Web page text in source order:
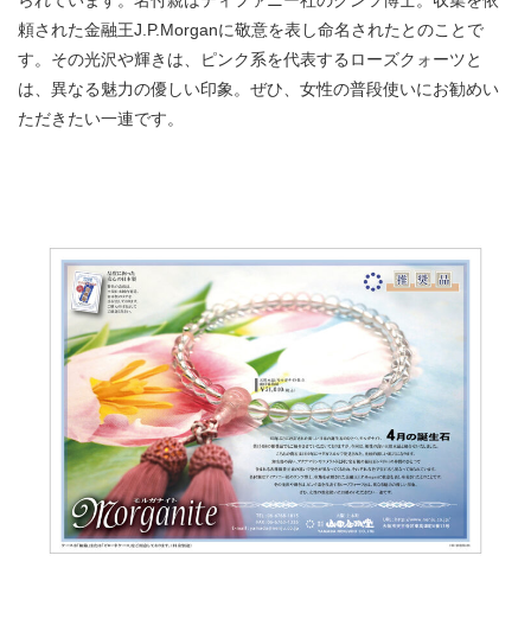
頼された金融王J.P.Morganに敬意を表し命名されたとのことで
す。その光沢や輝きは、ピンク系を代表するローズクォーツと
は、異なる魅力の優しい印象。ぜひ、女性の普段使いにお勧めい
ただきたい一連です。